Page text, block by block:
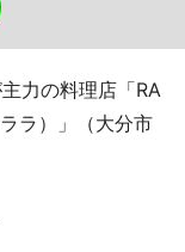
力の料理店「RA
ラ）」（大分市